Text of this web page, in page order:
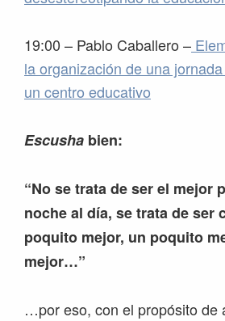
19:00 – Pablo Caballero –
la organización de una
un centro educativo
Escusha bien:
“No se trata de ser el mejor
noche al día, se trata de ser
poquito mejor, un poquito
mejor…”
…por eso, con el propósito de